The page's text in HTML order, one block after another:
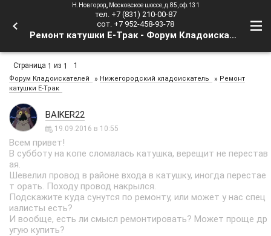
Н.Новгород, Московское шоссе, д.85, оф.131
тел. +7 (831) 210-00-87
сот. +7 952-458-93-78
Ремонт катушки Е-Трак - Форум Кладоискателей
Страница 1 из 1 1
Форум Кладоискателей » Нижегородский кладоискатель » Ремонт
катушки Е-Трак
BAIKER22
19.09.2016 в 10:55
Всем привет!
В субботу на копе сломалась катушка, верещит не перестав
ая.
Шевелил провод в районе входа в катушку, иногда перестае
т орать. Походу провод накрылся.
Подскажите куда сунутся по ремонту, или может у нас спец
иалисты есть?
И вообще, есть ли смысл ремонтировать? Может проще др
угую купить?